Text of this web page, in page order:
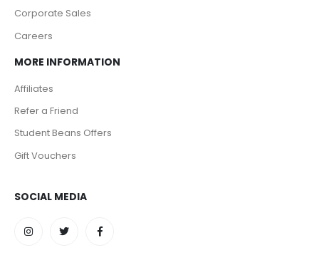
Corporate Sales
Careers
MORE INFORMATION
Affiliates
Refer a Friend
Student Beans Offers
Gift Vouchers
SOCIAL MEDIA